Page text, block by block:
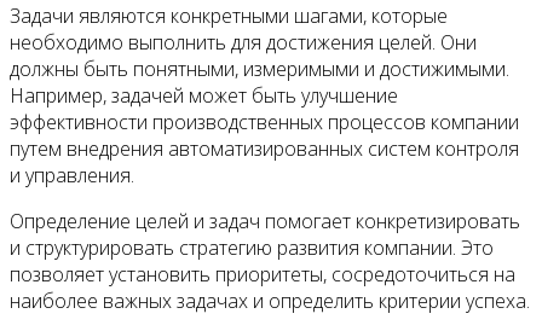
Задачи являются конкретными шагами, которые
необходимо выполнить для достижения целей. Они
должны быть понятными, измеримыми и достижимыми.
Например, задачей может быть улучшение
эффективности производственных процессов компании
путем внедрения автоматизированных систем контроля
и управления.
Определение целей и задач помогает конкретизировать
и структурировать стратегию развития компании. Это
позволяет установить приоритеты, сосредоточиться на
наиболее важных задачах и определить критерии успеха.